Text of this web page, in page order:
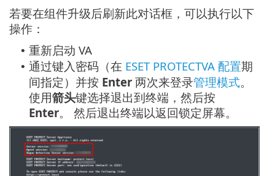
若要在组件升级后刷新此对话框，可以执行以下
操作：
• 重新启动 VA
• 通过键入密码（在 ESET PROTECTVA 配置期
间指定）并按 Enter 两次来登录管理模式。
使用箭头键选择退出到终端，然后按
Enter。 然后退出终端以返回锁定屏幕。